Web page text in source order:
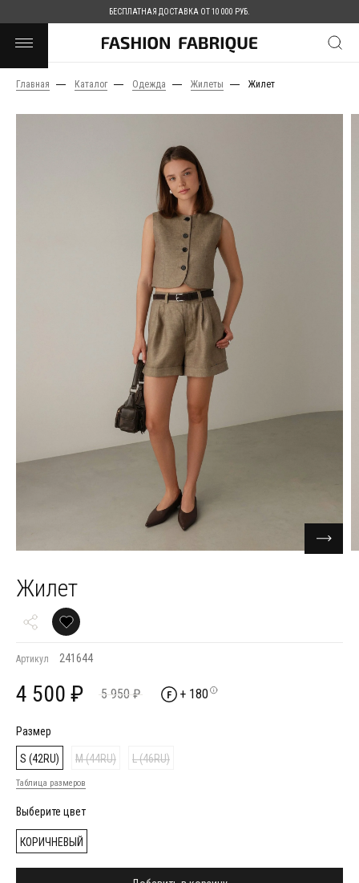
БЕСПЛАТНАЯ ДОСТАВКА ОТ 10 000 РУБ.
Главная Каталог Одежда Жилеты Жилет
Жилет
Артикул 241644
4 500 ₽ 5 950 ₽ + 180
Размер
S (42RU) M (44RU) L (46RU)
Таблица размеров
Выберите цвет
КОРИЧНЕВЫЙ